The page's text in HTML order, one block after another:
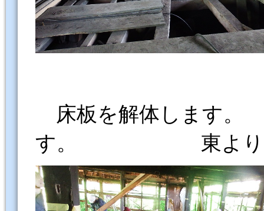
床板を解体します。
す。 東より